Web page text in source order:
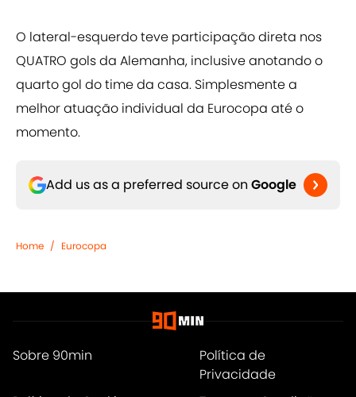
O lateral-esquerdo teve participação direta nos
QUATRO gols da Alemanha, inclusive anotando o
quarto gol do time da casa. Simplesmente a
melhor atuação individual da Eurocopa até o
momento.
Add us as a preferred source on Google
Home / Eurocopa
Sobre 90min
Política de
Privacidade